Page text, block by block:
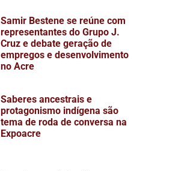
Samir Bestene se reúne com
representantes do Grupo J.
Cruz e debate geração de
empregos e desenvolvimento
no Acre
Saberes ancestrais e
protagonismo indígena são
tema de roda de conversa na
Expoacre